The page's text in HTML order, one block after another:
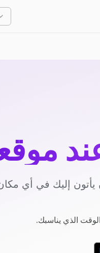
يأتون إليك في أي
الذي يناسبك.